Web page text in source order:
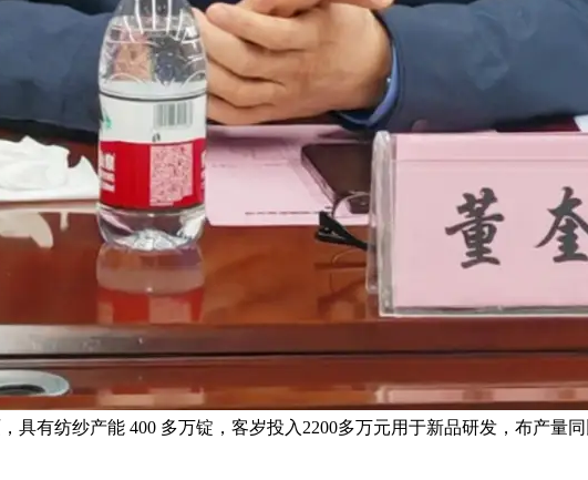
具有纺纱产能 400 多万锭，客岁投入2200多万元用于新品研发，布产量